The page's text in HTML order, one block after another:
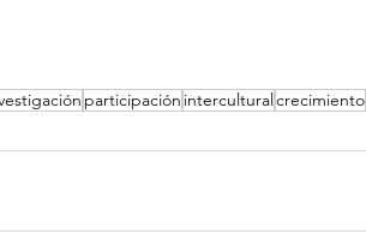
participación interculturalcrecimiento